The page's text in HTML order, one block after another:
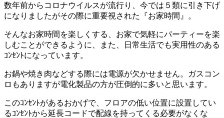
数年前からコロナウイルスが流行り、今では５類に引き下げ
になりましたがその際に重要視された『お家時間』。
そんなお家時間を楽しくする、お家で気軽にパーティーを楽
しむことができるように、また、日常生活でも実用性のある
ｺﾝｾﾝﾄになっています。
お鍋や焼き肉などする際には電源が欠かせません。ガスコン
ロもありますが電化製品の方が圧倒的に多いと思います。
このｺﾝｾﾝﾄがあるおかげで、フロアの低い位置に設置してい
るｺﾝｾﾝﾄから延長コードで配線を持ってくる必要がなくな